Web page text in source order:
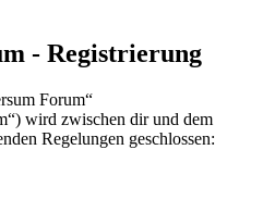
- Registrierung
Forum“
wird zwischen dir und dem
Regelungen geschlossen: